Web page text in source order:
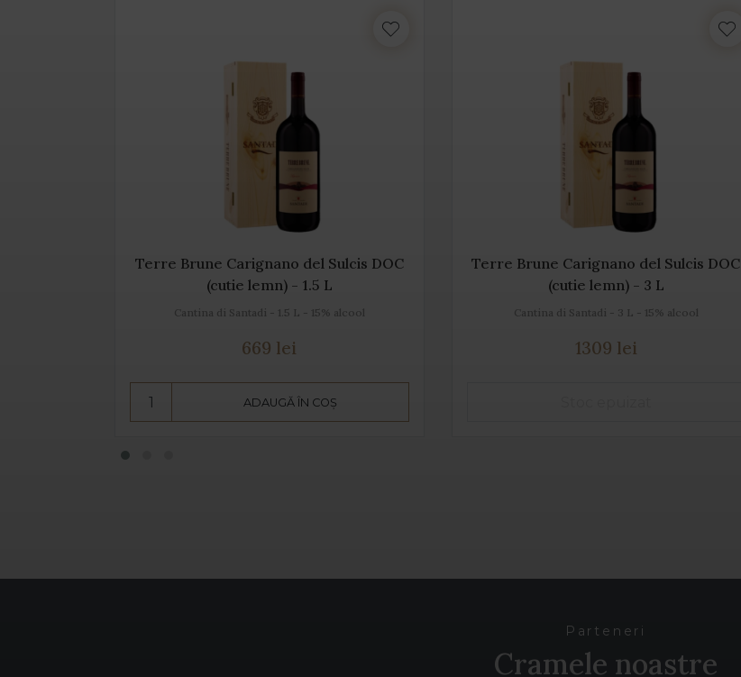
Terre Brune Carignano del Sulcis DOC
(cutie lemn) - 1.5 L
Cantina di Santadi - 1.5 L - 15% alcool
669 lei
ADAUGĂ ÎN COȘ
Terre Brune Carignano del Sulcis DOC
(cutie lemn) - 3 L
Cantina di Santadi - 3 L - 15% alcool
1309 lei
Parteneri
Cramele noastre